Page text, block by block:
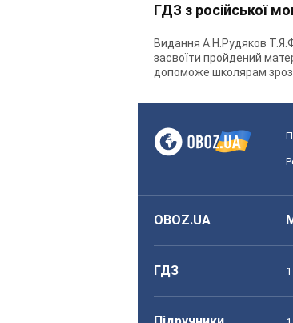
ГДЗ з російської
Видання А.Н.Рудяков
засвоїти пройдений
допоможе школярам
OBOZ.UA
ГДЗ